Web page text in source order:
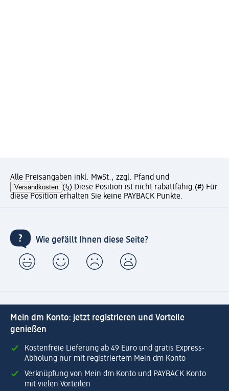
Alle Preisangaben inkl. MwSt., zzgl. Pfand und
Versandkosten (§) Diese Position ist nicht rabattfähig.(#) Für
diese Position erhalten Sie keine PAYBACK Punkte.
Wie gefällt Ihnen diese Seite?
Mein dm Konto: jetzt registrieren und Vorteile
genießen
Kostenfreie Lieferung ab 49 Euro und gratis Express-
Abholung nur mit registriertem Mein dm Konto
Verknüpfung von Mein dm Konto und PAYBACK Konto
mit vielen Vorteilen